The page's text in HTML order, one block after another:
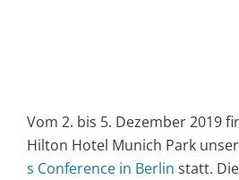
Vom 2. bis 5. Dezember 2019
Hilton Hotel Munich Park
s Conference in Berlin statt.